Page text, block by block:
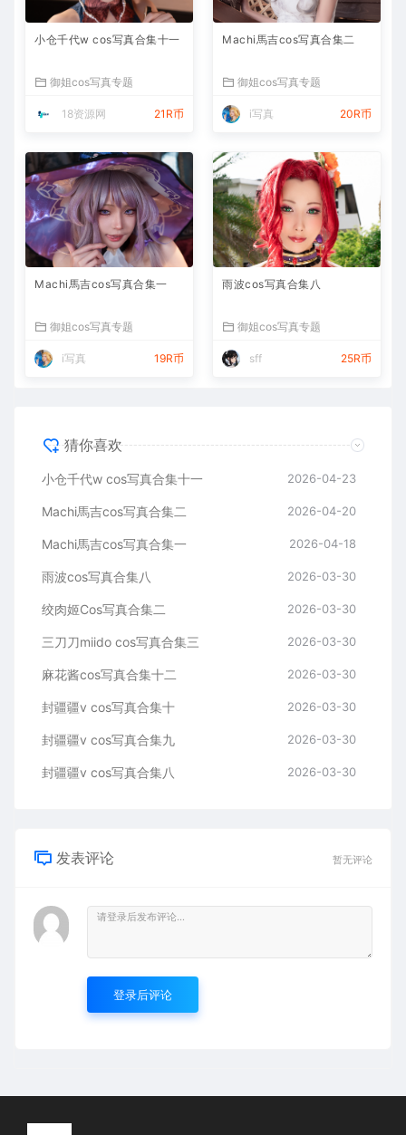
小仓千代w cos写真合集十一
御姐cos写真专题
18资源网 21R币
Machi馬吉cos写真合集二
御姐cos写真专题
i写真 20R币
Machi馬吉cos写真合集一
御姐cos写真专题
i写真 19R币
雨波cos写真合集八
御姐cos写真专题
sff 25R币
猜你喜欢
小仓千代w cos写真合集十一 2026-04-23
Machi馬吉cos写真合集二 2026-04-20
Machi馬吉cos写真合集一 2026-04-18
雨波cos写真合集八 2026-03-30
绞肉姬Cos写真合集二 2026-03-30
三刀刀miido cos写真合集三 2026-03-30
麻花酱cos写真合集十二 2026-03-30
封疆疆v cos写真合集十 2026-03-30
封疆疆v cos写真合集九 2026-03-30
封疆疆v cos写真合集八 2026-03-30
发表评论 暂无评论
登录后评论